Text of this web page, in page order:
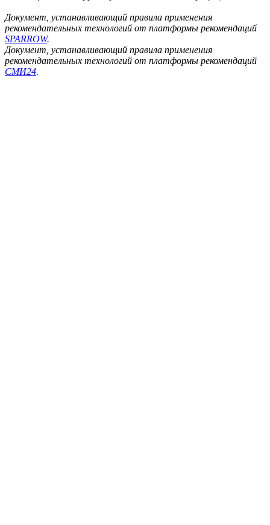
Документ, устанавливающий правила применения
рекомендательных технологий от платформы рекомендаций
SPARROW.
Документ, устанавливающий правила применения
рекомендательных технологий от платформы рекомендаций
СМИ24.